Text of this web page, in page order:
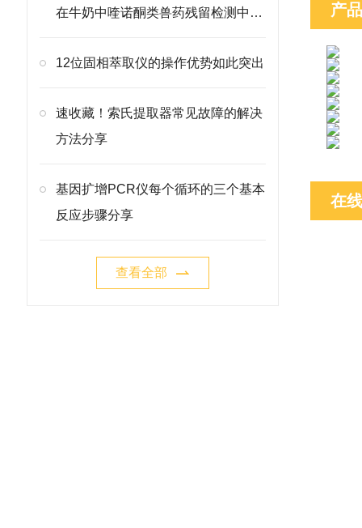
在牛奶中喹诺酮类兽药残留检测中的
12位固相萃取仪的操作优势如此突出
速收藏！索氏提取器常见故障的解决
方法分享
基因扩增PCR仪每个循环的三个基本
反应步骤分享
查看全部
产
在